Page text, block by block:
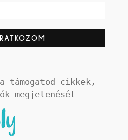
támogatod cikkek,
megjelenését